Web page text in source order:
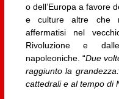
o dell’Europa a favore
e culture altre che
affermatisi nel
Rivoluzione e
napoleoniche. “Due
raggiunto la
cattedrali e al tempo di